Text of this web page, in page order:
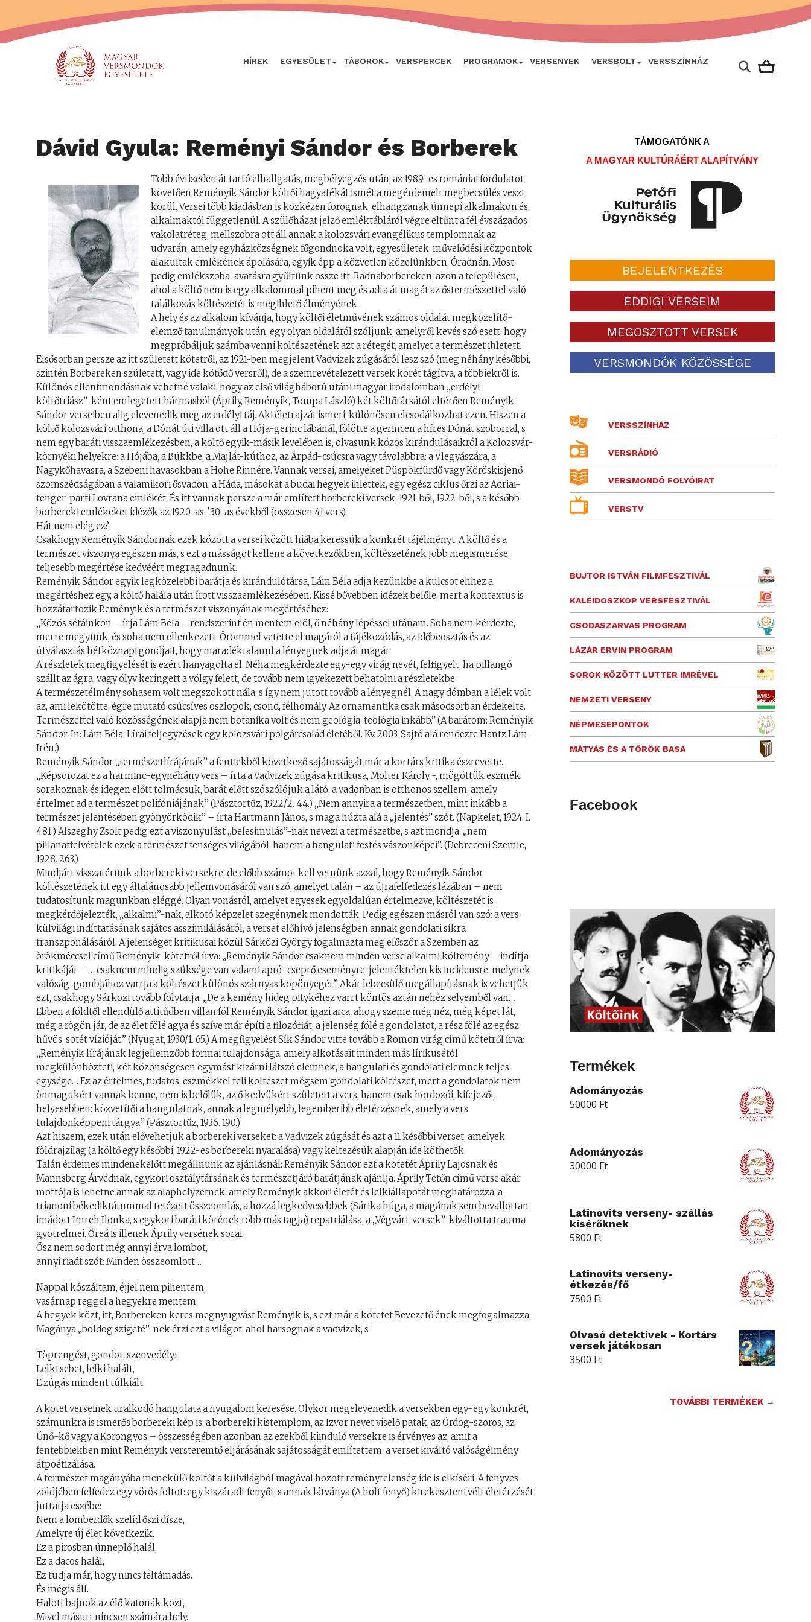
HÍREK EGYESÜLET TÁBOROK VERSPERCEK PROGRAMOK VERSENYEK VERSBOLT VERSSZÍNHÁZ
Dávid Gyula: Reményi Sándor és Borberek
Több évtizeden át tartó elhallgatás, megbélyegzés után, az 1989-es romániai fordulatot
követően Reményik Sándor költői hagyatékát ismét a megérdemelt megbecsülés veszi
körül. Versei több kiadásban is közkézen forognak, elhangzanak ünnepi alkalmakon és
alkalmaktól függetlenül. A szülőházat jelző emléktábláról végre eltűnt a fél évszázados
vakolatréteg, mellszobra ott áll annak a kolozsvári evangélikus templomnak az
udvarán, amely egyházközségnek főgondnoka volt, egyesületek, művelődési központok
alakultak emlékének ápolására, egyik épp a közvetlen közelünkben, Óradnán. Most
pedig emlékszoba-avatásra gyűltünk össze itt, Radnaborbereken, azon a településen,
ahol a költő nem is egy alkalommal pihent meg és adta át magát az őstermészettel való
találkozás költészetét is megihlető élményének.
A hely és az alkalom kívánja, hogy költői életművének számos oldalát megközelítő-
elemző tanulmányok után, egy olyan oldaláról szóljunk, amelyről kevés szó esett: hogy
megpróbáljuk számba venni költészetének azt a rétegét, amelyet a természet ihletett.
Elsősorban persze az itt született kötetről, az 1921-ben megjelent Vadvizek zúgásáról lesz szó (meg néhány későbbi,
szintén Borbereken született, vagy ide kötődő versről), de a szemrevételezett versek körét tágítva, a többiekről is.
Különös ellentmondásnak vehetné valaki, hogy az első világháború utáni magyar irodalomban „erdélyi
költőtriász”-ként emlegetett hármasból (Áprily, Reményik, Tompa László) két költőtársától eltérően Reményik
Sándor verseiben alig elevenedik meg az erdélyi táj. Aki életrajzát ismeri, különösen elcsodálkozhat ezen. Hiszen a
költő kolozsvári otthona, a Dónát úti villa ott áll a Hója-gerinc lábánál, fölötte a gerincen a híres Dónát szoborral, s
nem egy baráti visszaemlékezésben, a költő egyik-másik levelében is, olvasunk közös kirándulásaikról a Kolozsvár-
környéki helyekre: a Hójába, a Bükkbe, a Majlát-kúthoz, az Árpád-csúcsra vagy távolabbra: a Vlegyászára, a
Nagykőhavasra, a Szebeni havasokban a Hohe Rinnére. Vannak versei, amelyeket Püspökfürdő vagy Köröskisjenő
szomszédságában a valamikori ősvadon, a Háda, másokat a budai hegyek ihlettek, egy egész ciklus őrzi az Adriai-
tenger-parti Lovrana emlékét. És itt vannak persze a már említett borbereki versek, 1921-ből, 1922-ből, s a később
borbereki emlékeket idézők az 1920-as, ’30-as évekből (összesen 41 vers).
Hát nem elég ez?
Csakhogy Reményik Sándornak ezek között a versei között hiába keressük a konkrét tájélményt. A költő és a
természet viszonya egészen más, s ezt a másságot kellene a következőkben, költészetének jobb megismerése,
teljesebb megértése kedvéért megragadnunk.
Reményik Sándor egyik legközelebbi barátja és kirándulótársa, Lám Béla adja kezünkbe a kulcsot ehhez a
megértéshez egy, a költő halála után írott visszaemlékezésében. Kissé bővebben idézek belőle, mert a kontextus is
hozzátartozik Reményik és a természet viszonyának megértéséhez:
„Közös sétáinkon – írja Lám Béla – rendszerint én mentem elöl, ő néhány lépéssel utánam. Soha nem kérdezte,
merre megyünk, és soha nem ellenkezett. Örömmel vetette el magától a tájékozódás, az időbeosztás és az
útválasztás hétköznapi gondjait, hogy maradéktalanul a lényegnek adja át magát.
A részletek megfigyelését is ezért hanyagolta el. Néha megkérdezte egy-egy virág nevét, felfigyelt, ha pillangó
szállt az ágra, vagy ölyv keringett a völgy felett, de tovább nem igyekezett behatolni a részletekbe.
A természetélmény sohasem volt megszokott nála, s így nem jutott tovább a lényegnél. A nagy dómban a lélek volt
az, ami lekötötte, égre mutató csúcsíves oszlopok, csönd, félhomály. Az ornamentika csak másodsorban érdekelte.
Természettel való közösségének alapja nem botanika volt és nem geológia, teológia inkább.” (A barátom: Reményik
Sándor. In: Lám Béla: Lírai feljegyzések egy kolozsvári polgárcsalád életéből. Kv. 2003. Sajtó alá rendezte Hantz Lám
Irén.)
Reményik Sándor „természetlírájának” a fentiekből következő sajátosságát már a kortárs kritika észrevette.
„Képsorozat ez a harminc-egynéhány vers – írta a Vadvizek zúgása kritikusa, Molter Károly -, mögöttük eszmék
sorakoznak és idegen előtt tolmácsuk, barát előtt szószólójuk a látó, a vadonban is otthonos szellem, amely
értelmet ad a természet polifóniájának.” (Pásztortűz, 1922/2. 44.) „Nem annyira a természetben, mint inkább a
természet jelentésében gyönyörködik” – írta Hartmann János, s maga húzta alá a „jelentés” szót. (Napkelet, 1924. I.
481.) Alszeghy Zsolt pedig ezt a viszonyulást „belesimulás”-nak nevezi a természetbe, s azt mondja: „nem
pillanatfelvételek ezek a természet fenséges világából, hanem a hangulati festés vászonképei”. (Debreceni Szemle,
1928. 263.)
Mindjárt visszatérünk a borbereki versekre, de előbb számot kell vetnünk azzal, hogy Reményik Sándor
költészetének itt egy általánosabb jellemvonásáról van szó, amelyet talán – az újrafelfedezés lázában – nem
tudatosítunk magunkban eléggé. Olyan vonásról, amelyet egyesek egyoldalúan értelmezve, költészetét is
megkérdőjelezték, „alkalmi”-nak, alkotó képzelet szegénynek mondották. Pedig egészen másról van szó: a vers
külvilági indíttatásának sajátos asszimilálásáról, a verset előhívó jelenségben annak gondolati síkra
transzponálásáról. A jelenséget kritikusai közül Sárközi György fogalmazta meg először a Szemben az
örökméccsel című Reményik-kötetről írva: „Reményik Sándor csaknem minden verse alkalmi költemény – indítja
kritikáját – … csaknem mindig szüksége van valami apró-cseprő eseményre, jelentéktelen kis incidensre, melynek
valóság-gombjához varrja a költészet különös szárnyas köpönyegét.” Akár lebecsülő megállapításnak is vehetjük
ezt, csakhogy Sárközi tovább folytatja: „De a kemény, hideg pitykéhez varrt köntös aztán nehéz selyemből van…
Ebben a földtől ellendülő attitűdben villan föl Reményik Sándor igazi arca, ahogy szeme még néz, még képet lát,
még a rögön jár, de az élet fölé agya és szíve már építi a filozófiát, a jelenség fölé a gondolatot, a rész fölé az egész
hűvös, sötét vízióját.” (Nyugat, 1930/1. 65.) A megfigyelést Sík Sándor vitte tovább a Romon virág című kötetről írva:
„Reményik lírájának legjellemzőbb formai tulajdonsága, amely alkotásait minden más lírikusétól
megkülönbözteti, két közönségesen egymást kizárni látszó elemnek, a hangulati és gondolati elemnek teljes
egysége… Ez az értelmes, tudatos, eszmékkel teli költészet mégsem gondolati költészet, mert a gondolatok nem
önmagukért vannak benne, nem is belőlük, az ő kedvükért született a vers, hanem csak hordozói, kifejezői,
helyesebben: közvetítői a hangulatnak, annak a legmélyebb, legemberibb életérzésnek, amely a vers
tulajdonképpeni tárgya.” (Pásztortűz, 1936. 190.)
Azt hiszem, ezek után elővehetjük a borbereki verseket: a Vadvizek zúgását és azt a 11 későbbi verset, amelyek
földrajzilag (a költő egy későbbi, 1922-es borbereki nyaralása) vagy keltezésük alapján ide köthetők.
Talán érdemes mindenekelőtt megállnunk az ajánlásnál: Reményik Sándor ezt a kötetét Áprily Lajosnak és
Mannsberg Árvédnak, egykori osztálytársának és természetjáró barátjának ajánlja. Áprily Tetőn című verse akár
mottója is lehetne annak az alaphelyzetnek, amely Reményik akkori életét és lelkiállapotát meghatározza: a
trianoni békediktátummal tetézett összeomlás, a hozzá legkedvesebbek (Sárika húga, a magának sem bevallottan
imádott Imreh Ilonka, s egykori baráti körének több más tagja) repatriálása, a „Végvári-versek”-kiváltotta trauma
gyötrelmei. Őreá is illenek Áprily versének sorai:
Ősz nem sodort még annyi árva lombot,
annyi riadt szót: Minden összeomlott…
Nappal kószáltam, éjjel nem pihentem,
vasárnap reggel a hegyekre mentem
A hegyek közt, itt, Borbereken keres megnyugvást Reményik is, s ezt már a kötetet Bevezető ének megfogalmazza:
Magánya „boldog szigeté”-nek érzi ezt a világot, ahol harsognak a vadvizek, s
Töprengést, gondot, szenvedélyt
Lelki sebet, lelki halált,
E zúgás mindent túlkiált.
A kötet verseinek uralkodó hangulata a nyugalom keresése. Olykor megelevenedik a versekben egy-egy konkrét,
számunkra is ismerős borbereki kép is: a borbereki kistemplom, az Izvor nevet viselő patak, az Ördög-szoros, az
Ünő-kő vagy a Korongyos – összességében azonban az ezekből kiinduló versekre is érvényes az, amit a
fentebbiekben mint Reményik versteremtő eljárásának sajátosságát említettem: a verset kiváltó valóságélmény
átpoétizálása.
A természet magányába menekülő költőt a külvilágból magával hozott reménytelenség ide is elkíséri. A fenyves
zöldjében felfedez egy vörös foltot: egy kiszáradt fenyőt, s annak látványa (A holt fenyő) kirekeszteni vélt életérzését
juttatja eszébe:
Nem a lomberdők szelíd őszi dísze,
Amelyre új élet következik.
Ez a pirosban ünneplő halál,
Ez a dacos halál,
Ez tudja már, hogy nincs feltámadás.
És mégis áll.
Halott bajnok az élő katonák közt,
Mivel másutt nincsen számára hely.
TÁMOGATÓNK A
A MAGYAR KULTÚRÁÉRT ALAPÍTVÁNY
BEJELENTKEZÉS
EDDIGI VERSEIM
MEGOSZTOTT VERSEK
VERSMONDÓK KÖZÖSSÉGE
VERSSZÍNHÁZ
VERSRÁDIÓ
VERSMONDÓ FOLYÓIRAT
VERSTV
BUJTOR ISTVÁN FILMFESZTIVÁL
KALEIDOSZKOP VERSFESZTIVÁL
CSODASZARVAS PROGRAM
LÁZÁR ERVIN PROGRAM
SOROK KÖZÖTT LUTTER IMRÉVEL
NEMZETI VERSENY
NÉPMESEPONTOK
MÁTYÁS ÉS A TÖRÖK BASA
Facebook
Termékek
Adományozás
50000 Ft
Adományozás
30000 Ft
Latinovits verseny- szállás
kísérőknek
5800 Ft
Latinovits verseny-
étkezés/fő
7500 Ft
Olvasó detektívek - Kortárs
versek játékosan
3500 Ft
TOVÁBBI TERMÉKEK →